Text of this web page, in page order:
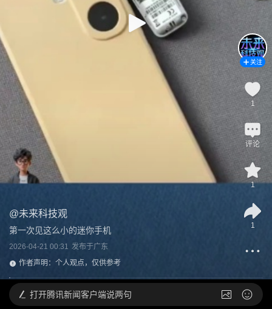
@未来科技观
第一次见这么小的迷你手机
2026-04-21 00:31 发布于广东
作者声明：个人观点，仅供参考
关注
1
评论
1
1
打开腾讯新闻客户端说两句